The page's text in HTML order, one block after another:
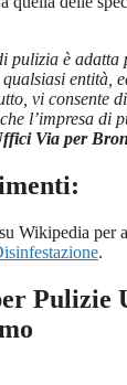
pulizia è adatta
entità,
vi consente
l’impresa di
Via per
Wikipedia per
.
Pulizie